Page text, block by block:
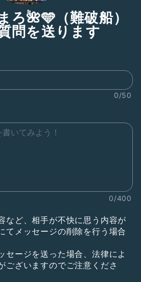
🌺🩵（難破船）
問を送ります
0/50
0/400
など、相手が不快に思う内容が
てメッセージの削除を行う場合
セージを送った場合、法律によ
ございますのでご注意くださ